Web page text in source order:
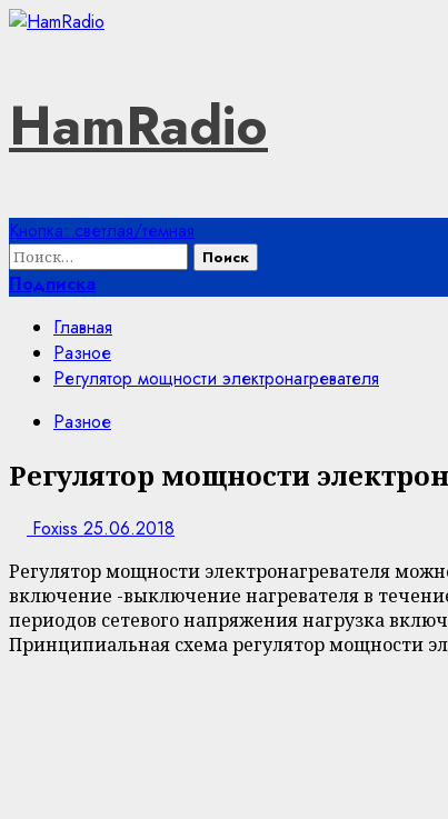
Перейти
HamRadio
Основное
меню
Кнопка: светлая/темная
Найти:
Подписка
Главная
Разное
Регулятор мощности электронагревателя
Разное
Регулятор мощности
Foxiss 25.06.2018
Регулятор мощности электронагревателя
включение -выключение нагревателя в
периодов сетевого напряжения нагрузка
Принципиальная схема регулятор мощности